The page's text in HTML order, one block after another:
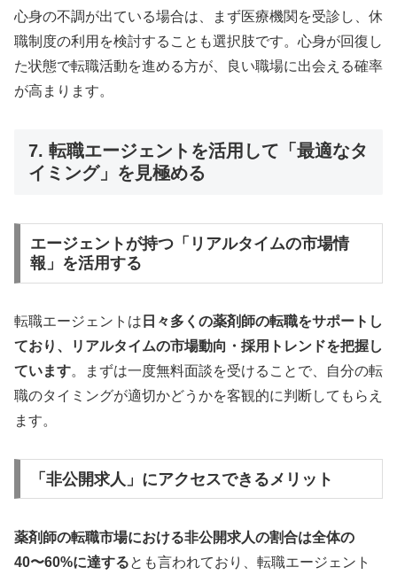
心身の不調が出ている場合は、まず医療機関を受診し、休
職制度の利用を検討することも選択肢です。心身が回復し
た状態で転職活動を進める方が、良い職場に出会える確率
が高まります。
7. 転職エージェントを活用して「最適なタ
イミング」を見極める
エージェントが持つ「リアルタイムの市場情
報」を活用する
転職エージェントは 日々多くの薬剤師の転職をサポートし
ており、リアルタイムの市場動向・採用トレンドを把握し
ています。まずは一度無料面談を受けることで、自分の転
職のタイミングが適切かどうかを客観的に判断してもらえ
ます。
「非公開求人」にアクセスできるメリット
薬剤師の転職市場における非公開求人の割合は全体の
40〜60%に達するとも言われており、転職エージェント